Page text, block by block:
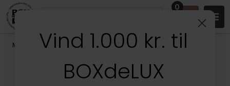
0
Mærker Yamazaki
Vind 1.000 kr. til
BOXdeLUX